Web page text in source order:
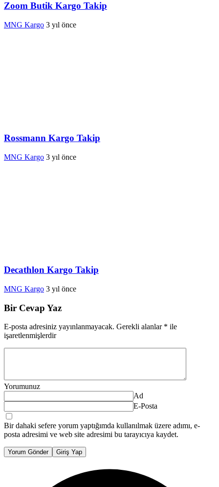
Zoom Butik Kargo Takip
MNG Kargo 3 yıl önce
Rossmann Kargo Takip
MNG Kargo 3 yıl önce
Decathlon Kargo Takip
MNG Kargo 3 yıl önce
Bir Cevap Yaz
E-posta adresiniz yayınlanmayacak. Gerekli alanlar * ile
işaretlenmişlerdir
Yorumunuz
Ad
E-Posta
Bir dahaki sefere yorum yaptığımda kullanılmak üzere adımı, e-
posta adresimi ve web site adresimi bu tarayıcıya kaydet.
Yorum Gönder Giriş Yap